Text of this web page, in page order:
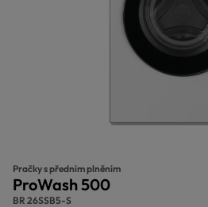
Pračky s předním plněním
ProWash 500
BR 26SSB5-S